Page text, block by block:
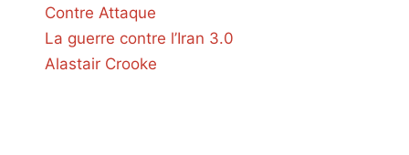
Contre Attaque
La guerre contre l’Iran 3.0
Alastair Crooke